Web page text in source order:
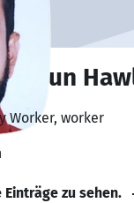
Worker, worker
zu sehen.